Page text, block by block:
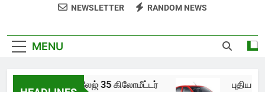
NEWSLETTER RANDOM NEWS
MENU
கே10 இன் மைலேஜ் 35 கிலோமீட்டர் புதிய